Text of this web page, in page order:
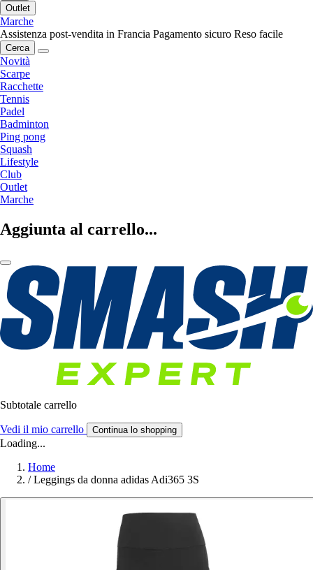
Outlet
Marche
Assistenza post-vendita in Francia Pagamento sicuro Reso facile
Cerca
Novità
Scarpe
Racchette
Tennis
Padel
Badminton
Ping pong
Squash
Lifestyle
Club
Outlet
Marche
Aggiunta al carrello...
Subtotale carrello
Vedi il mio carrello Continua lo shopping
Loading...
Home
/ Leggings da donna adidas Adi365 3S